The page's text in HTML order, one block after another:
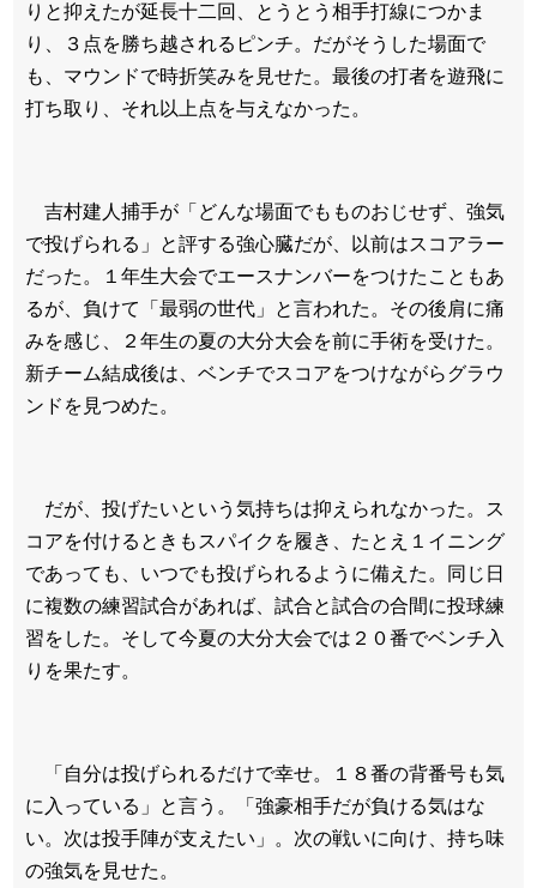
りと抑えたが延長十二回、とうとう相手打線につかま
り、３点を勝ち越されるピンチ。だがそうした場面で
も、マウンドで時折笑みを見せた。最後の打者を遊飛に
打ち取り、それ以上点を与えなかった。
吉村建人捕手が「どんな場面でもものおじせず、強気
で投げられる」と評する強心臓だが、以前はスコアラー
だった。１年生大会でエースナンバーをつけたこともあ
るが、負けて「最弱の世代」と言われた。その後肩に痛
みを感じ、２年生の夏の大分大会を前に手術を受けた。
新チーム結成後は、ベンチでスコアをつけながらグラウ
ンドを見つめた。
だが、投げたいという気持ちは抑えられなかった。ス
コアを付けるときもスパイクを履き、たとえ１イニング
であっても、いつでも投げられるように備えた。同じ日
に複数の練習試合があれば、試合と試合の合間に投球練
習をした。そして今夏の大分大会では２０番でベンチ入
りを果たす。
「自分は投げられるだけで幸せ。１８番の背番号も気
に入っている」と言う。「強豪相手だが負ける気はな
い。次は投手陣が支えたい」。次の戦いに向け、持ち味
の強気を見せた。